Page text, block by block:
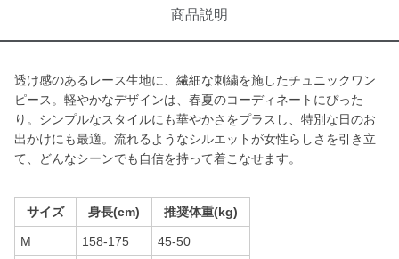
商品説明
透け感のあるレース生地に、繊細な刺繍を施したチュニックワン
ピース。軽やかなデザインは、春夏のコーディネートにぴった
り。シンプルなスタイルにも華やかさをプラスし、特別な日のお
出かけにも最適。流れるようなシルエットが女性らしさを引き立
て、どんなシーンでも自信を持って着こなせます。
サイズ 身長(cm) 推奨体重(kg)
M 158-175 45-50